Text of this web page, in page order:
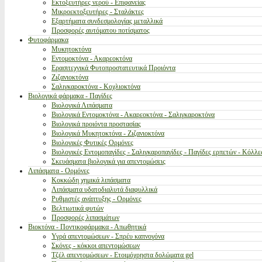
Εκτοξευτήρες νερού - Επιφανείας
Μικροεκτοξευτήρες - Σταλάκτες
Εξαρτήματα συνδεσμολογίας μεταλλικά
Προσφορές αυτόματου ποτίσματος
Φυτοφάρμακα
Μυκητοκτόνα
Εντομοκτόνα - Ακαρεοκτόνα
Ερασιτεχνικά Φυτοπροστατευτικά Προιόντα
Ζιζανιοκτόνα
Σαλιγκαροκτόνα - Κοχλιοκτόνα
Βιολογικά φάρμακα - Παγίδες
Βιολογικά Λιπάσματα
Βιολογικά Εντομοκτόνα - Ακαρεοκτόνα - Σαλιγκαροκτόνα
Βιολογικά προιόντα προστασίας
Βιολογικά Μυκητοκτόνα - Ζιζανιοκτόνα
Βιολογικές Φυτικές Ορμόνες
Βιολογικές Εντομοπαγίδες - Σαλιγκαροπαγίδες - Παγίδες ερπετών -
Σκευάσματα βιολογικά για απεντομώσεις
Λιπάσματα - Ορμόνες
Κοκκώδη χημικά λιπάσματα
Λιπάσματα υδατοδιαλυτά διαφυλλικά
Ρυθμιστές ανάπτυξης - Ορμόνες
Βελτιωτικά φυτών
Προσφορές λιπασμάτων
Βιοκτόνα - Ποντικοφάρμακα - Απωθητικά
Υγρά απεντομώσεων - Σπρέυ καπνογόνα
Σκόνες - κόκκοι απεντομώσεων
Τζέλ απεντομώσεων - Ετοιμόχρηστα δολώματα gel